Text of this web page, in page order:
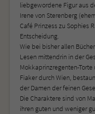
liebgewordene Figur aus
Irene von Sterenberg
Café Prinzess zu Sophies
Entscheidung.
Wie bei bisher allen
Lesen mittendrin in der
Mokkaprinzregenten-
Fiaker durch Wien,
der Damen der feinen
Die Charaktere sind von
ihren guten und weniger